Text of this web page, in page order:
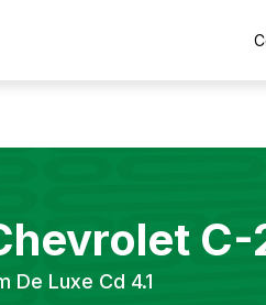
C-
De Luxe Cd 4.1